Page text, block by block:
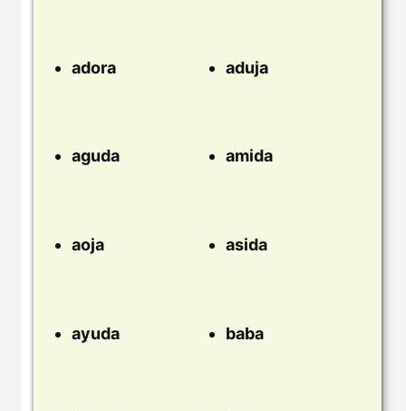
adora aduja
aguda amida
aoja asida
ayuda baba